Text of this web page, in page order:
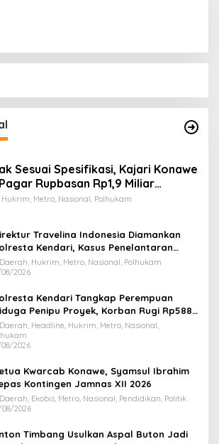
Sesuai Spesifikasi, Kajari Konawe
Rupbasan Rp1,9 Miliar
Metro, Nasional, Polhukam
Travelina Indonesia Diamankan
Kendari, Kasus Penelantaran
Umrah Masuk Babak Baru
Hukrim, Metro, Nasional, Polhukam
2026
Kendari Tangkap Perempuan
Penipu Proyek, Korban Rugi Rp588,1
Headline, Hukrim, Metro, Nasional,
2026
Kwarcab Konawe, Syamsul Ibrahim
Kontingen Jamnas XII 2026
Ekobis, Metro, Nasional, Pendidikan, Politik
2026
Timbang Usulkan Aspal Buton Jadi